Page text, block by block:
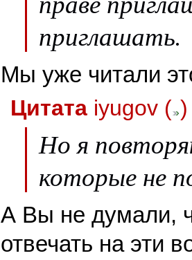
приглашать.
Мы уже читали
Цитата iyugov ( )
Но я
которые не
А Вы не думали,
отвечать на эти